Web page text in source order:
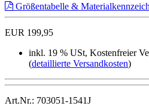
Größentabelle &
EUR 199,95
inkl. 19 % USt, Kostenfreier
(detaillierte Versandkosten)
Art.Nr.: 703051-1541J